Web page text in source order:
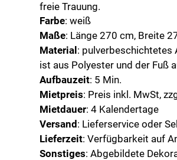
freie Trauung.
Farbe: weiß
Maße: Länge 270 cm, Breite
Material: pulverbeschichtetes
ist aus Polyester und der Fuß
Aufbauzeit: 5 Min.
Mietpreis: Preis inkl. MwSt,
Mietdauer: 4 Kalendertage
Versand: Lieferservice oder
Lieferzeit: Verfügbarkeit auf
Sonstiges: Abgebildete